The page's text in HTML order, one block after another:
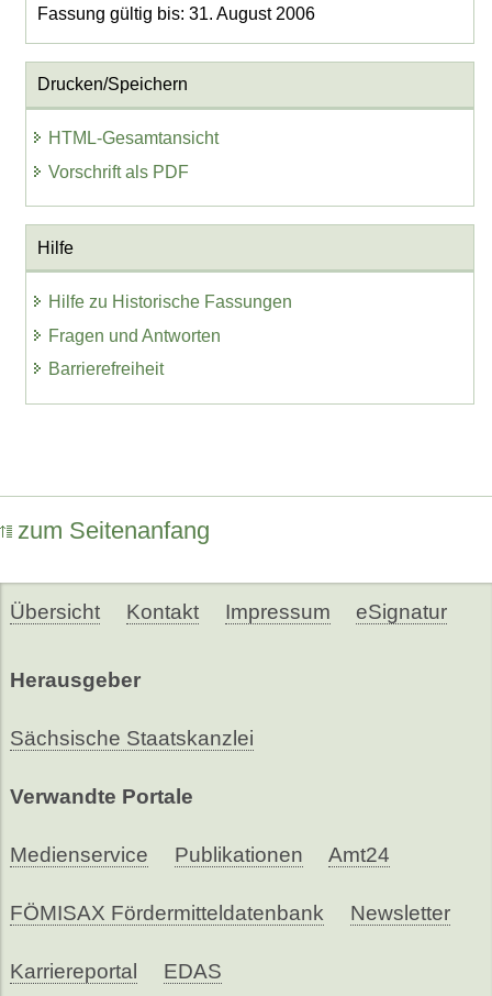
Fassung gültig bis: 31. August 2006
Drucken/Speichern
HTML-Gesamtansicht
Vorschrift als PDF
Hilfe
Hilfe zu Historische Fassungen
Fragen und Antworten
Barrierefreiheit
zum Seitenanfang
Übersicht Kontakt Impressum eSignatur
Herausgeber
Sächsische Staatskanzlei
Verwandte Portale
Medienservice Publikationen Amt24
FÖMISAX Fördermitteldatenbank Newsletter
Karriereportal EDAS